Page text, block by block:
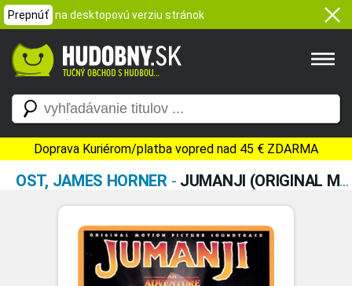
Prepnúť na desktopovú verziu stránok
Doprava Kuriérom/platba vopred nad 45 € ZDARMA
OST, JAMES HORNER- JUMANJI (ORIGINAL MOTION PICTURE SOUNDTRACK)